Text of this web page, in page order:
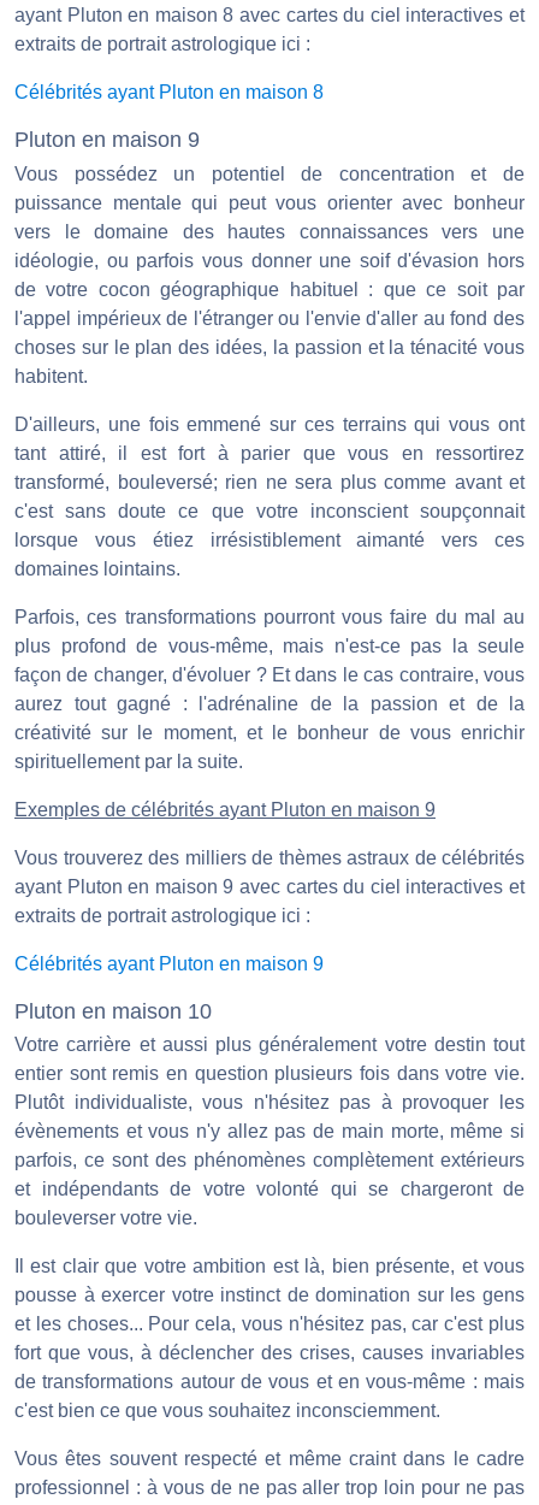
ayant Pluton en maison 8 avec cartes du ciel interactives et
extraits de portrait astrologique ici :
Célébrités ayant Pluton en maison 8
Pluton en maison 9
Vous possédez un potentiel de concentration et de
puissance mentale qui peut vous orienter avec bonheur
vers le domaine des hautes connaissances vers une
idéologie, ou parfois vous donner une soif d'évasion hors
de votre cocon géographique habituel : que ce soit par
l'appel impérieux de l'étranger ou l'envie d'aller au fond des
choses sur le plan des idées, la passion et la ténacité vous
habitent.
D'ailleurs, une fois emmené sur ces terrains qui vous ont
tant attiré, il est fort à parier que vous en ressortirez
transformé, bouleversé; rien ne sera plus comme avant et
c'est sans doute ce que votre inconscient soupçonnait
lorsque vous étiez irrésistiblement aimanté vers ces
domaines lointains.
Parfois, ces transformations pourront vous faire du mal au
plus profond de vous-même, mais n'est-ce pas la seule
façon de changer, d'évoluer ? Et dans le cas contraire, vous
aurez tout gagné : l'adrénaline de la passion et de la
créativité sur le moment, et le bonheur de vous enrichir
spirituellement par la suite.
Exemples de célébrités ayant Pluton en maison 9
Vous trouverez des milliers de thèmes astraux de célébrités
ayant Pluton en maison 9 avec cartes du ciel interactives et
extraits de portrait astrologique ici :
Célébrités ayant Pluton en maison 9
Pluton en maison 10
Votre carrière et aussi plus généralement votre destin tout
entier sont remis en question plusieurs fois dans votre vie.
Plutôt individualiste, vous n'hésitez pas à provoquer les
évènements et vous n'y allez pas de main morte, même si
parfois, ce sont des phénomènes complètement extérieurs
et indépendants de votre volonté qui se chargeront de
bouleverser votre vie.
Il est clair que votre ambition est là, bien présente, et vous
pousse à exercer votre instinct de domination sur les gens
et les choses... Pour cela, vous n'hésitez pas, car c'est plus
fort que vous, à déclencher des crises, causes invariables
de transformations autour de vous et en vous-même : mais
c'est bien ce que vous souhaitez inconsciemment.
Vous êtes souvent respecté et même craint dans le cadre
professionnel : à vous de ne pas aller trop loin pour ne pas